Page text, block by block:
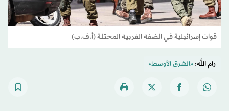
قوات إسرائيلية في الضفة الغربية المحتلة (أ.ف.ب)
رام الله:«الشرق الأوسط»